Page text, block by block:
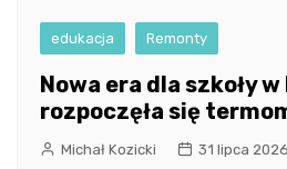
edukacja Remonty
Nowa era dla szkoły
rozpoczęła się
Michał Kozicki 31 lipca 2026